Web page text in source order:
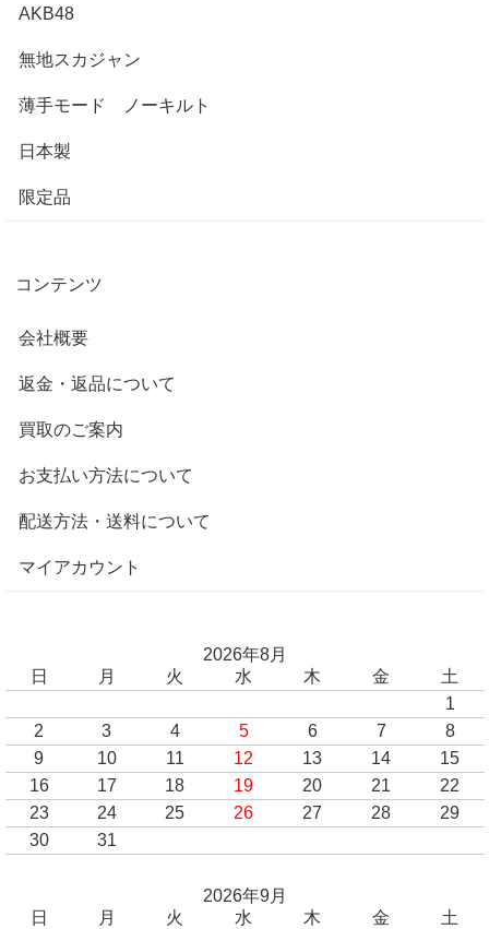
AKB48
無地スカジャン
薄手モード ノーキルト
日本製
限定品
コンテンツ
会社概要
返金・返品について
買取のご案内
お支払い方法について
配送方法・送料について
マイアカウント
2026年8月
日
月 火 水 木 金
土
1
2
3 4 5 6 7
8
9
10 11 12 13 14
15
16
17 18 19 20 21
22
23
24 25 26 27 28
29
30
31
2026年9月
日
月 火 水 木 金
土